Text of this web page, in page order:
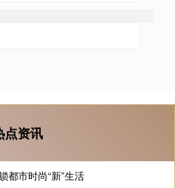
点资讯
都市时尚“新”生活